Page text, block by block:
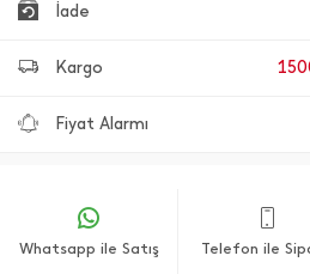
İade
Kargo
Fiyat Alarmı
Whatsapp ile Satış Telefon ile